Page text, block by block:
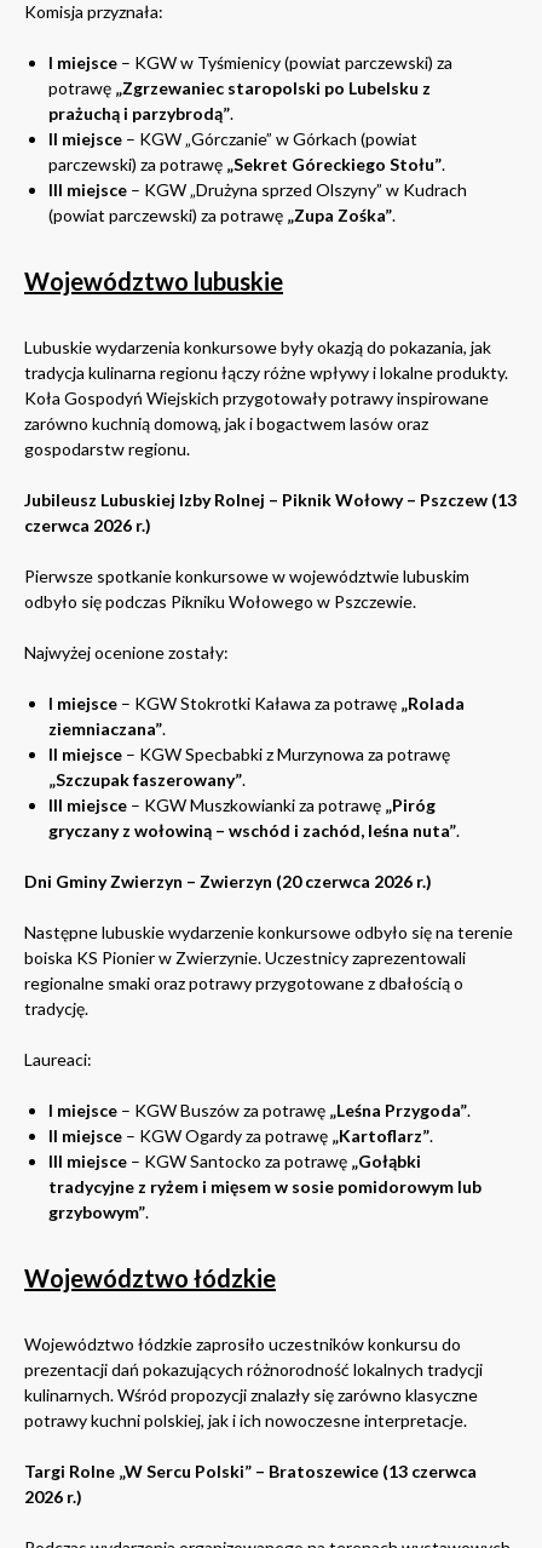
Komisja przyznała:
I miejsce – KGW w Tyśmienicy (powiat parczewski) za
potrawę „Zgrzewaniec staropolski po Lubelsku z
prażuchą i parzybrodą”.
II miejsce – KGW „Górczanie” w Górkach (powiat
parczewski) za potrawę „Sekret Góreckiego Stołu”.
III miejsce – KGW „Drużyna sprzed Olszyny” w Kudrach
(powiat parczewski) za potrawę „Zupa Zośka”.
Województwo lubuskie
Lubuskie wydarzenia konkursowe były okazją do pokazania, jak
tradycja kulinarna regionu łączy różne wpływy i lokalne produkty.
Koła Gospodyń Wiejskich przygotowały potrawy inspirowane
zarówno kuchnią domową, jak i bogactwem lasów oraz
gospodarstw regionu.
Jubileusz Lubuskiej Izby Rolnej – Piknik Wołowy – Pszczew (13
czerwca 2026 r.)
Pierwsze spotkanie konkursowe w województwie lubuskim
odbyło się podczas Pikniku Wołowego w Pszczewie.
Najwyżej ocenione zostały:
I miejsce – KGW Stokrotki Kaława za potrawę „Rolada
ziemniaczana”.
II miejsce – KGW Specbabki z Murzynowa za potrawę
„Szczupak faszerowany”.
III miejsce – KGW Muszkowianki za potrawę „Piróg
gryczany z wołowiną – wschód i zachód, leśna nuta”.
Dni Gminy Zwierzyn – Zwierzyn (20 czerwca 2026 r.)
Następne lubuskie wydarzenie konkursowe odbyło się na terenie
boiska KS Pionier w Zwierzynie. Uczestnicy zaprezentowali
regionalne smaki oraz potrawy przygotowane z dbałością o
tradycję.
Laureaci:
I miejsce – KGW Buszów za potrawę „Leśna Przygoda”.
II miejsce – KGW Ogardy za potrawę „Kartoflarz”.
III miejsce – KGW Santocko za potrawę „Gołąbki
tradycyjne z ryżem i mięsem w sosie pomidorowym lub
grzybowym”.
Województwo łódzkie
Województwo łódzkie zaprosiło uczestników konkursu do
prezentacji dań pokazujących różnorodność lokalnych tradycji
kulinarnych. Wśród propozycji znalazły się zarówno klasyczne
potrawy kuchni polskiej, jak i ich nowoczesne interpretacje.
Targi Rolne „W Sercu Polski” – Bratoszewice (13 czerwca
2026 r.)